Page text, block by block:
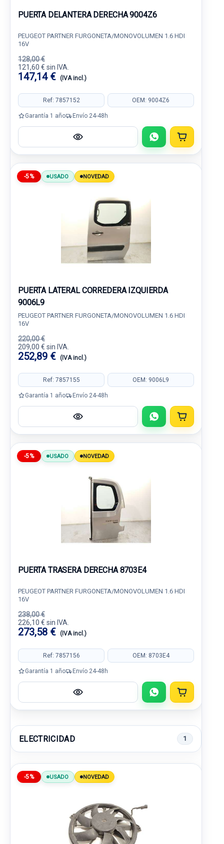
PUERTA DELANTERA DERECHA 9004Z6
PEUGEOT PARTNER FURGONETA/MONOVOLUMEN 1.6 HDI
16V
128,00 €
121,60 € sin IVA.
147,14 € (IVA incl.)
Ref: 7857152 OEM: 9004Z6
Garantía 1 año Envío 24-48h
-5% USADO NOVEDAD
PUERTA LATERAL CORREDERA IZQUIERDA
9006L9
PEUGEOT PARTNER FURGONETA/MONOVOLUMEN 1.6 HDI
16V
220,00 €
209,00 € sin IVA.
252,89 € (IVA incl.)
Ref: 7857155 OEM: 9006L9
Garantía 1 año Envío 24-48h
-5% USADO NOVEDAD
PUERTA TRASERA DERECHA 8703E4
PEUGEOT PARTNER FURGONETA/MONOVOLUMEN 1.6 HDI
16V
238,00 €
226,10 € sin IVA.
273,58 € (IVA incl.)
Ref: 7857156 OEM: 8703E4
Garantía 1 año Envío 24-48h
ELECTRICIDAD 1
-5% USADO NOVEDAD